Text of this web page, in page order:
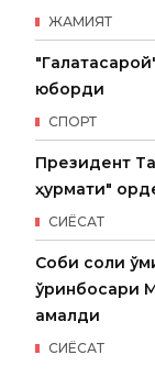
ЖАМИЯТ
юборди
СПОРТ
Президент
ҳурмати"
СИËСАТ
Собиқ солиқ
ўринбосари
қамалди
СИËСАТ